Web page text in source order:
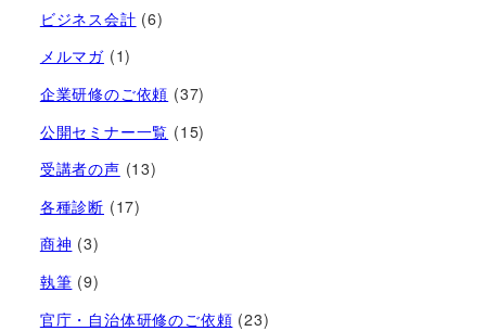
ビジネス会計 (6)
メルマガ (1)
企業研修のご依頼 (37)
公開セミナー一覧 (15)
受講者の声 (13)
各種診断 (17)
商神 (3)
執筆 (9)
官庁・自治体研修のご依頼 (23)